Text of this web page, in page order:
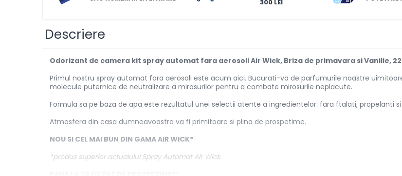
Parfum de rufe
Solutii de scos pete
Tablete & Capsule
Produse Dezinfectante-
300 LEI
Descriere
Odorizant de camera kit spray automat fara aerosoli Air Wick, Briza de primavara si Vanilie,
Primul nostru spray automat fara aerosoli este acum aici. Bucurati-va de parfumurile noastre
molecule puternice de neutralizare a mirosurilor pentru a combate mirosurile neplacute.
Formula sa pe baza de apa este rezultatul unei selectii atente a ingredientelor: fara ftalati, propelanti
Atmosfera din casa dumneavoastra va fi primitoare si plina de prospetime.
NOU SI CEL MAI BUN DIN GAMA AIR WICK*
*produs superior actualului Spray Automat Air Wick.